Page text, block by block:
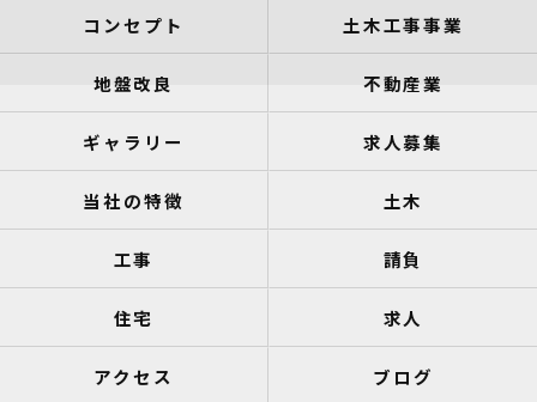
コンセプト 土木工事事業
地盤改良 不動産業
ギャラリー 求人募集
当社の特徴 土木
工事 請負
住宅 求人
アクセス ブログ